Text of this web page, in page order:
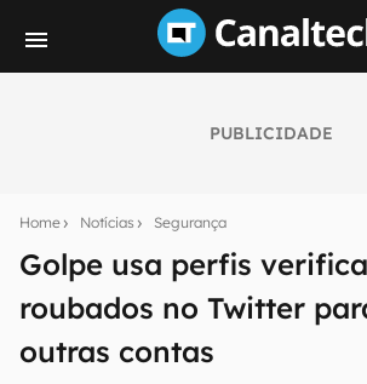
PUBLICIDADE
Home Notícias Segurança
Golpe usa perfis
roubados no Twitter
outras contas
notícias e reviews sobre tecnologia
mão.
E-mail